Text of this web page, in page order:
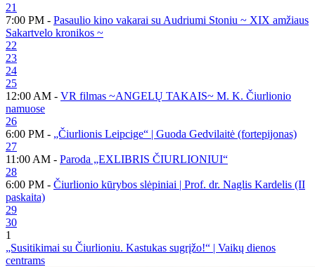
21
7:00 PM - Pasaulio kino vakarai su Audriumi Stoniu ~ XIX amžiaus
Sakartvelo kronikos ~
22
23
24
25
12:00 AM - VR filmas ~ANGELŲ TAKAIS~ M. K. Čiurlionio
namuose
26
6:00 PM - „Čiurlionis Leipcige“ | Guoda Gedvilaitė (fortepijonas)
27
11:00 AM - Paroda „EXLIBRIS ČIURLIONIUI“
28
6:00 PM - Čiurlionio kūrybos slėpiniai | Prof. dr. Naglis Kardelis (II
paskaita)
29
30
1
„Susitikimai su Čiurlioniu. Kastukas sugrįžo!“ | Vaikų dienos
centrams